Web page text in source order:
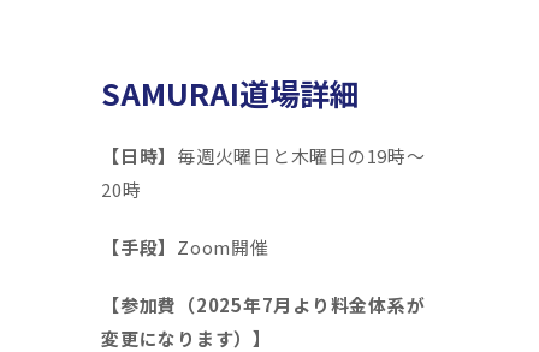
SAMURAI道場詳細
【日時】 毎週火曜日と木曜日の19時〜
20時
【手段】 Zoom開催
【参加費（2025年7月より料金体系が
変更になります）】